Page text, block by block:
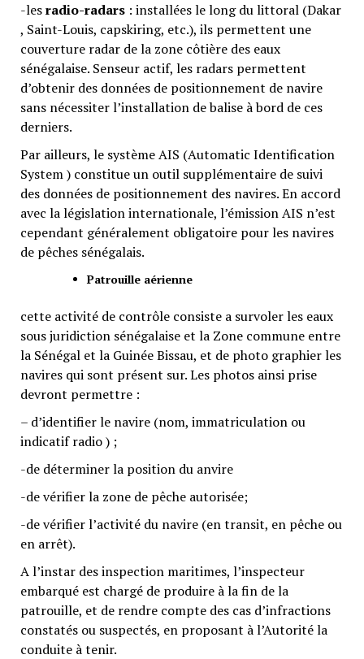
-lesradio-radars : installées le long du littoral (Dakar
, Saint-Louis, capskiring, etc.), ils permettent une
couverture radar de la zone côtière des eaux
sénégalaise. Senseur actif, les radars permettent
d’obtenir des données de positionnement de navire
sans nécessiter l’installation de balise à bord de ces
derniers.
Par ailleurs, le système AIS (Automatic Identification
System ) constitue un outil supplémentaire de suivi
des données de positionnement des navires. En accord
avec la législation internationale, l’émission AIS n’est
cependant généralement obligatoire pour les navires
de pêches sénégalais.
Patrouille aérienne
cette activité de contrôle consiste a survoler les eaux
sous juridiction sénégalaise et la Zone commune entre
la Sénégal et la Guinée Bissau, et de photo graphier les
navires qui sont présent sur. Les photos ainsi prise
devront permettre :
– d’identifier le navire (nom, immatriculation ou
indicatif radio ) ;
-de déterminer la position du anvire
-de vérifier la zone de pêche autorisée;
-de vérifier l’activité du navire (en transit, en pêche ou
en arrêt).
A l’instar des inspection maritimes, l’inspecteur
embarqué est chargé de produire à la fin de la
patrouille, et de rendre compte des cas d’infractions
constatés ou suspectés, en proposant à l’Autorité la
conduite à tenir.